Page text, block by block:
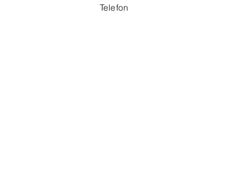
Telefon